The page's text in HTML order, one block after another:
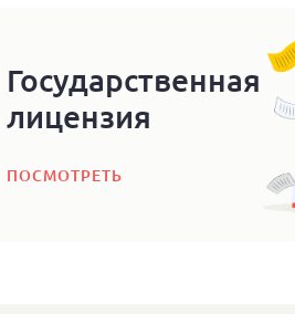
Государственная
лицензия
ПОСМОТРЕТЬ